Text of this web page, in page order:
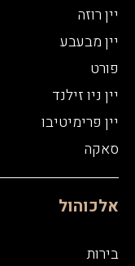
יין רוזה
יין מבעבע
פורט
יין ניו זילנד
יין פרימיטיבו
סאקה
אלכוהול
בירות